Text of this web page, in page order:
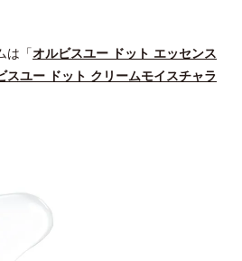
は「オルビスユー ドット エッセンス
スユー ドット クリームモイスチャラ